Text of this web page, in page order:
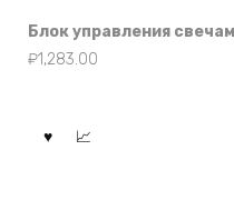
Блок управления
₽1,283.00